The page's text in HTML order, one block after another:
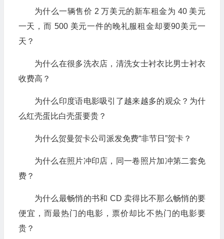
为什么一辆售价 2 万美元的新车租金为 40 美元
一天，而 500 美元一件的晚礼服租金却要90美元一
天？
为什么在很多洗衣店，清洗女士衬衣比男士衬衣
收费高？
为什么印度语电影吸引了越来越多的观众？为什
么红壳蛋比白壳蛋要贵？
为什么贺曼贺卡公司派发免费“非节日”贺卡？
为什么在照片冲印店，同一卷照片加冲第二套免
费？
为什么最畅悄的书和 CD 卖得比不那么畅悄的要
便宜，而最热门的电影，票价却比不热门的电影要
贵？